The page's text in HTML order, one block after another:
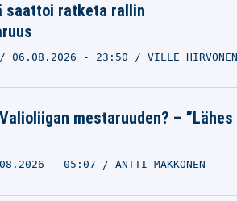
saattoi ratketa rallin
06.08.2026 - 23:50 VILLE HIRVONEN
mestaruuden? – ”Lähes
- 05:07 ANTTI MAKKONEN